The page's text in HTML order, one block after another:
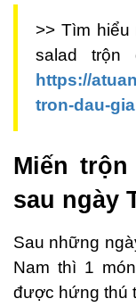
>> Tìm hiểu
salad trộn
https://
tron-dau-
Miến
sau ngày
Sau những
Nam thì 1
được hứng thú